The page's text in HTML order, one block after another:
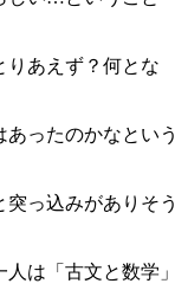
りあえず？何とな
ったのかなという
突っ込みがありそう
は「古文と数学」